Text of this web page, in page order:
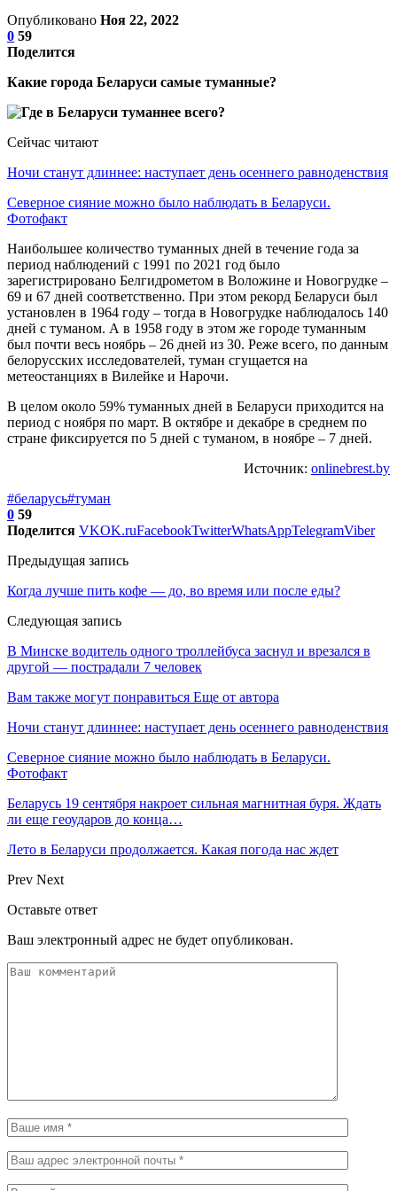
Опубликовано Ноя 22, 2022
0 59
Поделится
Какие города Беларуси самые туманные?
Сейчас читают
Ночи станут длиннее: наступает день осеннего равноденствия
Северное сияние можно было наблюдать в Беларуси.
Фотофакт
Наибольшее количество туманных дней в течение года за
период наблюдений с 1991 по 2021 год было
зарегистрировано Белгидрометом в Воложине и Новогрудке –
69 и 67 дней соответственно. При этом рекорд Беларуси был
установлен в 1964 году – тогда в Новогрудке наблюдалось 140
дней с туманом. А в 1958 году в этом же городе туманным
был почти весь ноябрь – 26 дней из 30. Реже всего, по данным
белорусских исследователей, туман сгущается на
метеостанциях в Вилейке и Нарочи.
В целом около 59% туманных дней в Беларуси приходится на
период с ноября по март. В октябре и декабре в среднем по
стране фиксируется по 5 дней с туманом, в ноябре – 7 дней.
Источник: onlinebrest.by
#беларусь#туман
0 59
Поделится VKOK.ruFacebookTwitterWhatsAppTelegramViber
Предыдущая запись
Когда лучше пить кофе — до, во время или после еды?
Следующая запись
В Минске водитель одного троллейбуса заснул и врезался в
другой — пострадали 7 человек
Вам также могут понравиться Еще от автора
Ночи станут длиннее: наступает день осеннего равноденствия
Северное сияние можно было наблюдать в Беларуси.
Фотофакт
Беларусь 19 сентября накроет сильная магнитная буря. Ждать
ли еще геоударов до конца…
Лето в Беларуси продолжается. Какая погода нас ждет
Prev Next
Оставьте ответ
Ваш электронный адрес не будет опубликован.